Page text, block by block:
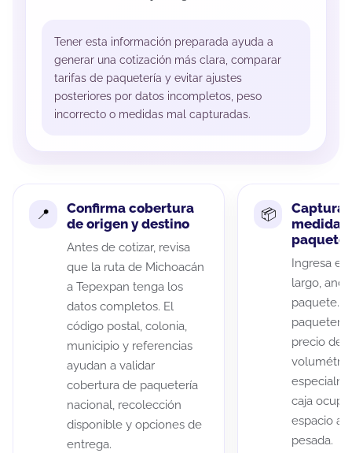
Tener esta información preparada ayuda a
generar una cotización más clara, comparar
tarifas de paquetería y evitar ajustes
posteriores por datos incompletos, peso
incorrecto o medidas mal capturadas.
Confirma cobertura
de origen y destino
Antes de cotizar, revisa
que la ruta de Michoacán
a Tepexpan tenga los
datos completos. El
código postal, colonia,
municipio y referencias
ayudan a validar
cobertura de paquetería
nacional, recolección
disponible y opciones de
entrega.
Captura
medidas
paquete
Ingresa el
largo,
paquete.
precio de
caja
espacio
pesada.